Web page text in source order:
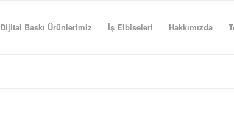
Dijital Baskı Ürünlerimiz İş Elbiseleri Hakkımızda